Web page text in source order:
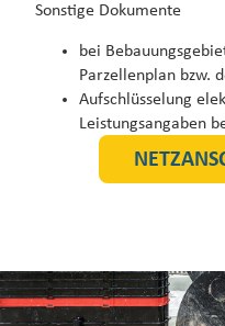
Sonstige Dokumente
bei
Parzellenplan bzw.
Aufschlüsselung
Leistungsangaben